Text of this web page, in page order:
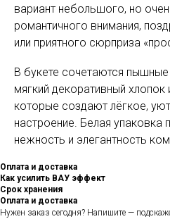
вариант небольшого, но
романтичного внимания,
или приятного сюрприза
В букете сочетаются
мягкий декоративный
которые создают лёгкое,
настроение. Белая упаковка
нежность и элегантность
Оплата и доставка
Как усилить ВАУ эффект
Срок хранения
Оплата и доставка
Нужен заказ сегодня? Напишите —